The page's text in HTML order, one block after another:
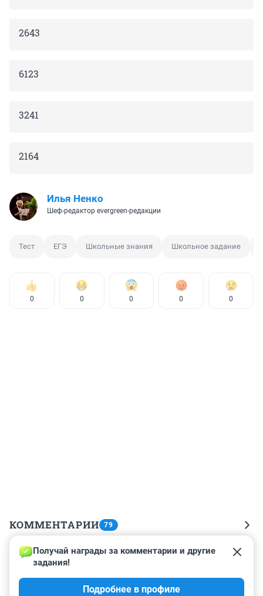
2643
6123
3241
2164
Илья Ненко
Шеф-редактор evergreen-редакции
Тест ЕГЭ Школьные знания Школьное задание
0 0 0 0 0
КОММЕНТАРИИ 79
Гость
17 января 2022, 18:28
На ЕГЭ сейчас нет тестовых заданий. Надо просто
указывать свой ответ, а не выбирать
Получай награды за комментарии и другие
задания!
Подробнее в профиле